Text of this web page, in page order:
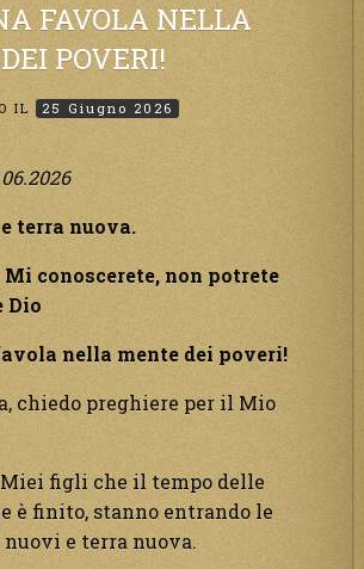
FAVOLA NELLA
POVERI!
IL 25 Giugno 2026
terra nuova.
conoscerete, non potrete
Dio
nella mente dei poveri!
chiedo preghiere per il Mio
figli che il tempo delle
è finito, stanno entrando le
e terra nuova.